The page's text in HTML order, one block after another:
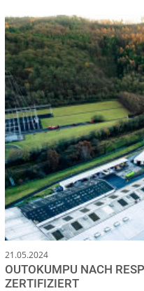
21.05.2024
OUTOKUMPU NACH
ZERTIFIZIERT